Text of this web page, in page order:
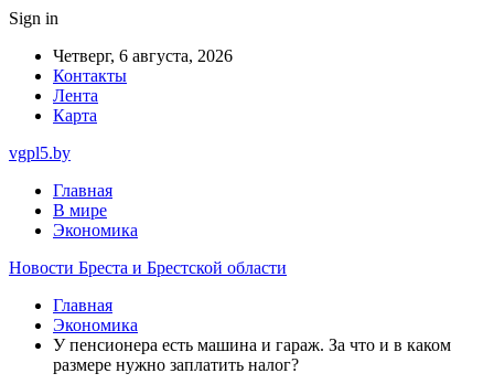
Sign in
Четверг, 6 августа, 2026
Контакты
Лента
Карта
vgpl5.by
Главная
В мире
Экономика
Новости Бреста и Брестской области
Главная
Экономика
У пенсионера есть машина и гараж. За что и в каком
размере нужно заплатить налог?